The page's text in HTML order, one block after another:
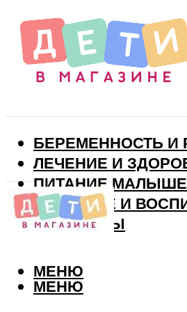
БЕРЕМЕННОСТЬ И
ЛЕЧЕНИЕ И
ПИТАНИЕ
РАЗВИТИЕ И
ВИТАМИНЫ
МЕНЮ
МЕНЮ